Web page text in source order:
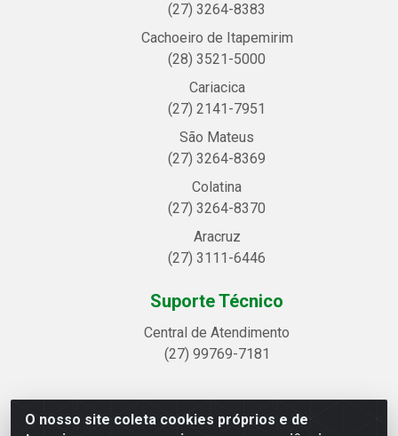
O nosso site coleta cookies próprios e de
(27) 3264-8383
Cachoeiro de Itapemirim
(28) 3521-5000
Cariacica
(27) 2141-7951
São Mateus
(27) 3264-8369
Colatina
(27) 3264-8370
Aracruz
(27) 3111-6446
Suporte Técnico
Central de Atendimento
(27) 99769-7181
Linhavix Distribuidora LTDA - Avenida Alegre, 2521 -